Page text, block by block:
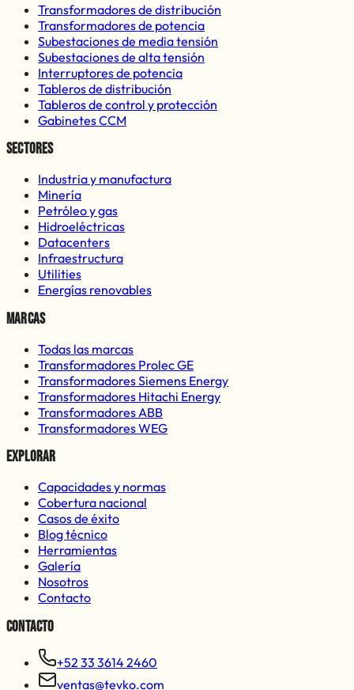
Transformadores de distribución
Transformadores de potencia
Subestaciones de media tensión
Subestaciones de alta tensión
Interruptores de potencia
Tableros de distribución
Tableros de control y protección
Gabinetes CCM
Sectores
Industria y manufactura
Minería
Petróleo y gas
Hidroeléctricas
Datacenters
Infraestructura
Utilities
Energías renovables
Marcas
Todas las marcas
Transformadores Prolec GE
Transformadores Siemens Energy
Transformadores Hitachi Energy
Transformadores ABB
Transformadores WEG
Explorar
Capacidades y normas
Cobertura nacional
Casos de éxito
Blog técnico
Herramientas
Galería
Nosotros
Contacto
Contacto
+52 33 3614 2460
ventas@tevko.com